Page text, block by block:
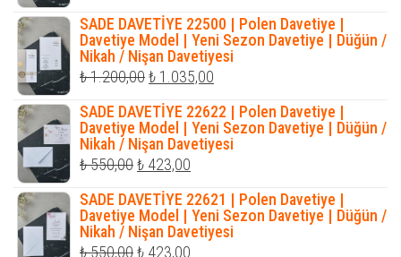
fiyat:
₺ 650,00.fiyat:
₺ 585,00.
SADE DAVETİYE 22500 | Polen Davetiye |
Davetiye Model | Yeni Sezon Davetiye | Düğün /
Nikah / Nişan Davetiyesi
₺1.200,00Orijinal
fiyat:
₺ 1.200,00.
₺ 1.035,00
fiyat:
₺ 1.035,00.
SADE DAVETİYE 22622 | Polen Davetiye |
Davetiye Model | Yeni Sezon Davetiye | Düğün /
Nikah / Nişan Davetiyesi
₺550,00Orijinal
fiyat:
₺ 550,00.
₺ 423,00
fiyat:
₺ 423,00.
SADE DAVETİYE 22621 | Polen Davetiye |
Davetiye Model | Yeni Sezon Davetiye | Düğün /
Nikah / Nişan Davetiyesi
₺550,00Orijinal
₺ 423,00